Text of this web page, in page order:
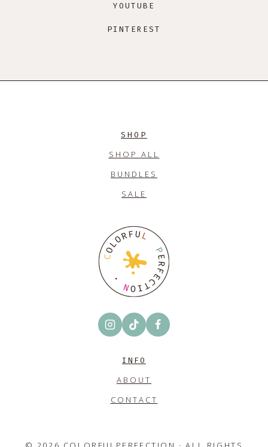
YOUTUBE
PINTEREST
SHOP
SHOP ALL
BUNDLES
SALE
INFO
ABOUT
CONTACT